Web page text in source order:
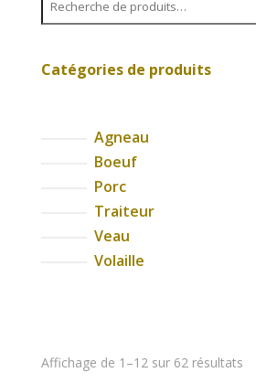
Catégories de produits
Agneau
Boeuf
Porc
Traiteur
Veau
Volaille
Affichage de 1–12 sur 62 résultats